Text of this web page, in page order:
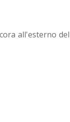
all'esterno del